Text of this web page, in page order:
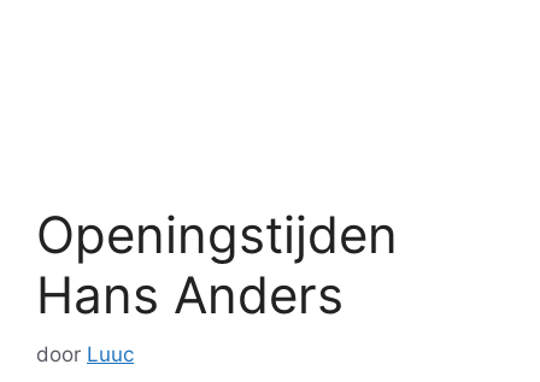
Openingstijden
Hans Anders
door Luuc